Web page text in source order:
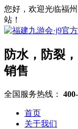
您好，欢迎光临福
站！
防水，防裂
销售
全国服务热线：
首页
关于我们